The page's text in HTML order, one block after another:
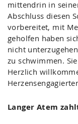
mittendrin in
Abschluss diesen
vorbereitet, mit
geholfen haben
nicht
zu schwimmen.
Herzlich
Langer Atem